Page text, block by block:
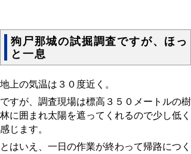
狗尸那城の試掘調査ですが、ほっ
と一息
地上の気温は３０度近く。
ですが、調査現場は標高３５０メートルの樹
林に囲まれ太陽を遮ってくれるので少し低く
感じます。
とはいえ、一日の作業が終わって帰路につく